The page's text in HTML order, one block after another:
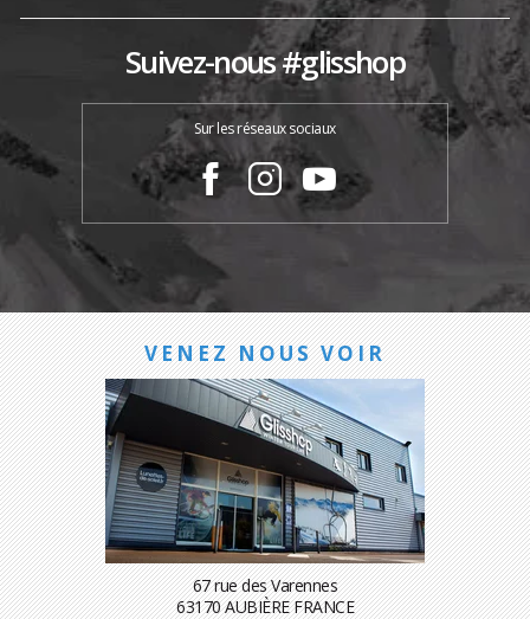
Suivez-nous #glisshop
Sur les réseaux sociaux
VENEZ NOUS VOIR
67 rue des Varennes
63170 AUBIÈRE FRANCE